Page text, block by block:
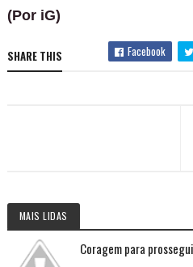
(Por iG)
SHARE THIS Facebook
MAIS LIDAS
Coragem para